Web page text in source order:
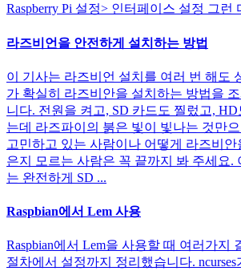
Raspberry Pi 설정> 인터페이스 설정 그런
라즈비언을 안전하게 설치하는 방법
이 기사는 라즈비언 설치를 여러 번 해도
가 확실히 라즈비안을 설치하는 방법을
니다. 전원을 켜고, SD 카드도 찔렀고,
는데 라즈파이의 붉은 빛이 빛나는 것만
고민하고 있는 사람이나 어떻게 라즈비
은지 모르는 사람은 꼭 끝까지 봐 주세요.
는 완전하게 SD ...
Raspbian에서 Lem 사용
Raspbian에서 Lem을 사용할 때 여러가지
절차에서 설정까지 정리했습니다.